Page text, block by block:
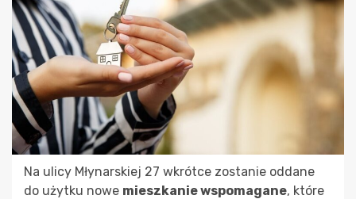
Na ulicy Młynarskiej 27 wkrótce zostanie oddane
do użytku nowe mieszkanie wspomagane, które